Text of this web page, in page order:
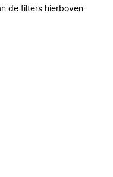
de filters hierboven.